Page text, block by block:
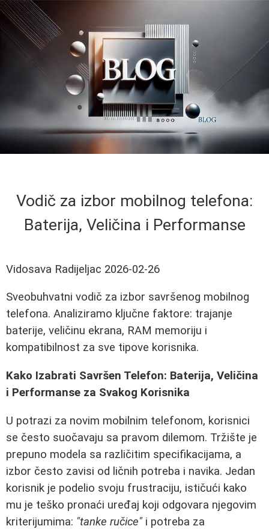
Vodič za izbor mobilnog telefona:
Baterija, Veličina i Performanse
Vidosava Radijeljac 2026-02-26
Sveobuhvatni vodič za izbor savršenog mobilnog
telefona. Analiziramo ključne faktore: trajanje
baterije, veličinu ekrana, RAM memoriju i
kompatibilnost za sve tipove korisnika.
Kako Izabrati Savršen Telefon: Baterija, Veličina
i Performanse za Svakog Korisnika
U potrazi za novim mobilnim telefonom, korisnici
se često suočavaju sa pravom dilemom. Tržište je
prepuno modela sa različitim specifikacijama, a
izbor često zavisi od ličnih potreba i navika. Jedan
korisnik je podelio svoju frustraciju, ističući kako
mu je teško pronaći uređaj koji odgovara njegovim
kriterijumima: "tanke ručice" i potreba za